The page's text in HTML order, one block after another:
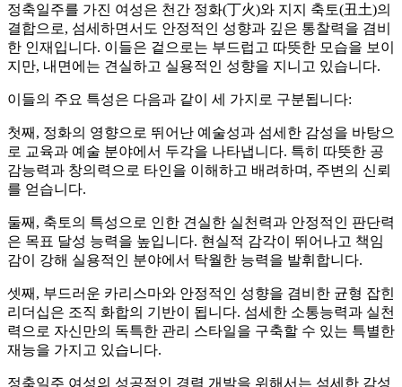
정축일주를 가진 여성은 천간 정화(丁火)와 지지 축토(丑土)의
결합으로, 섬세하면서도 안정적인 성향과 깊은 통찰력을 겸비
한 인재입니다. 이들은 겉으로는 부드럽고 따뜻한 모습을 보이
지만, 내면에는 견실하고 실용적인 성향을 지니고 있습니다.
이들의 주요 특성은 다음과 같이 세 가지로 구분됩니다:
첫째, 정화의 영향으로 뛰어난 예술성과 섬세한 감성을 바탕으
로 교육과 예술 분야에서 두각을 나타냅니다. 특히 따뜻한 공
감능력과 창의력으로 타인을 이해하고 배려하며, 주변의 신뢰
를 얻습니다.
둘째, 축토의 특성으로 인한 견실한 실천력과 안정적인 판단력
은 목표 달성 능력을 높입니다. 현실적 감각이 뛰어나고 책임
감이 강해 실용적인 분야에서 탁월한 능력을 발휘합니다.
셋째, 부드러운 카리스마와 안정적인 성향을 겸비한 균형 잡힌
리더십은 조직 화합의 기반이 됩니다. 섬세한 소통능력과 실천
력으로 자신만의 독특한 관리 스타일을 구축할 수 있는 특별한
재능을 가지고 있습니다.
정축일주 여성의 성공적인 경력 개발을 위해서는 섬세한 감성